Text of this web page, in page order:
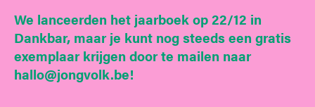
We lanceerden het jaarboek op 22/12 in
Dankbar, maar je kunt nog steeds een gratis
exemplaar krijgen door te mailen naar
hallo@jongvolk.be!